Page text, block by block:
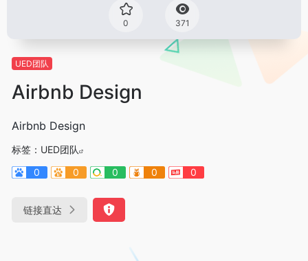
0 371
UED团队
Airbnb Design
Airbnb Design
标签： UED团队
0
0 0 0 0
链接直达